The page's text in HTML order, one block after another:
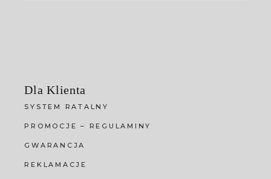
Dla Klienta
SYSTEM RATALNY
PROMOCJE – REGULAMINY
GWARANCJA
REKLAMACJE